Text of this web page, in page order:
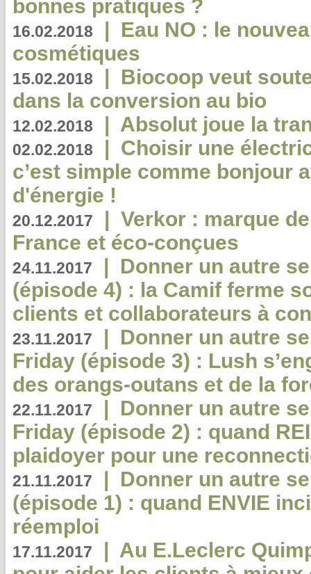
bonnes pratiques ?
16.02.2018 | Eau NO : le
cosmétiques
15.02.2018 | Biocoop veut
dans la conversion au bio
12.02.2018 | Absolut joue la
02.02.2018 | Choisir une
c’est simple comme bonjour
d'énergie !
20.12.2017 | Verkor : marque
France et éco-conçues
24.11.2017 | Donner un autre
(épisode 4) : la Camif ferme
clients et collaborateurs à
23.11.2017 | Donner un autre
Friday (épisode 3) : Lush
des orangs-outans et de la
22.11.2017 | Donner un autre
Friday (épisode 2) : quand
plaidoyer pour une
21.11.2017 | Donner un autre
(épisode 1) : quand ENVIE
réemploi
17.11.2017 | Au E.Leclerc